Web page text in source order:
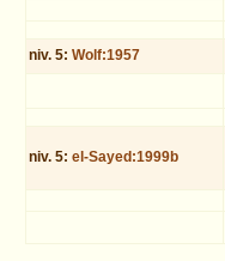
niv. 5:Wolf:1957
niv. 5:el-Sayed:1999b